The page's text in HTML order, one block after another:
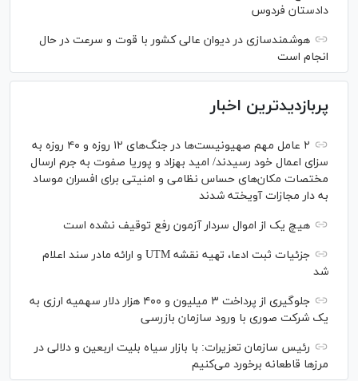
دادستان فردوس
هوشمندسازی در دیوان عالی کشور با قوت و سرعت در حال
انجام است
پربازدیدترین اخبار
۲ عامل مهم صهیونیست‌ها در جنگ‌های ۱۲ روزه و ۴۰ روزه به
سزای اعمال خود رسیدند/ امید بهزاد و پوریا صفوت به جرم ارسال
مختصات مکان‌های حساس نظامی و امنیتی برای افسران موساد
به دار مجازات آویخته شدند
هیچ یک از اموال سردار آزمون رفع توقیف نشده است
جزئیات ثبت ادعا، تهیه نقشه UTM و ارائه مادر سند اعلام
شد
جلوگیری از پرداخت ۳ میلیون و ۴۰۰ هزار دلار سهمیه ارزی به
یک شرکت صوری با ورود سازمان بازرسی
رئیس سازمان تعزیرات: با بازار سیاه بلیت اربعین و دلالی در
مرز‌ها قاطعانه برخورد می‌کنیم